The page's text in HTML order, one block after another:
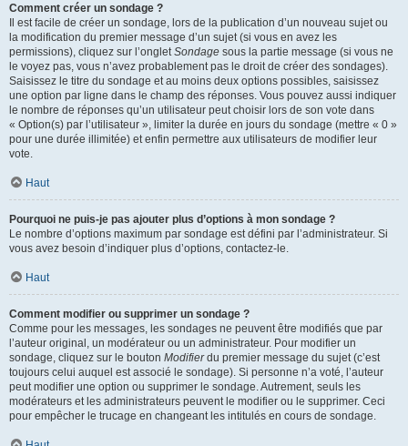
Comment créer un sondage ?
Il est facile de créer un sondage, lors de la publication d’un nouveau sujet ou
la modification du premier message d’un sujet (si vous en avez les
permissions), cliquez sur l’ongletSondage sous la partie message (si vous ne
le voyez pas, vous n’avez probablement pas le droit de créer des sondages).
Saisissez le titre du sondage et au moins deux options possibles, saisissez
une option par ligne dans le champ des réponses. Vous pouvez aussi indiquer
le nombre de réponses qu’un utilisateur peut choisir lors de son vote dans
« Option(s) par l’utilisateur », limiter la durée en jours du sondage (mettre « 0 »
pour une durée illimitée) et enfin permettre aux utilisateurs de modifier leur
vote.
Haut
Pourquoi ne puis-je pas ajouter plus d’options à mon sondage ?
Le nombre d’options maximum par sondage est défini par l’administrateur. Si
vous avez besoin d’indiquer plus d’options, contactez-le.
Haut
Comment modifier ou supprimer un sondage ?
Comme pour les messages, les sondages ne peuvent être modifiés que par
l’auteur original, un modérateur ou un administrateur. Pour modifier un
sondage, cliquez sur le bouton Modifierdu premier message du sujet (c’est
toujours celui auquel est associé le sondage). Si personne n’a voté, l’auteur
peut modifier une option ou supprimer le sondage. Autrement, seuls les
modérateurs et les administrateurs peuvent le modifier ou le supprimer. Ceci
pour empêcher le trucage en changeant les intitulés en cours de sondage.